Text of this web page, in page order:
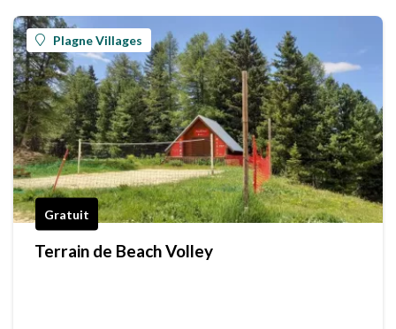
Plagne Villages
Gratuit
Terrain de Beach Volley